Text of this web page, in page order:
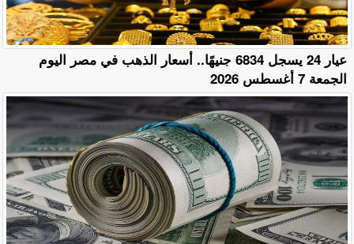
عيار 24 يسجل 6834 جنيهًا.. أسعار الذهب في مصر اليوم
الجمعة 7 أغسطس 2026